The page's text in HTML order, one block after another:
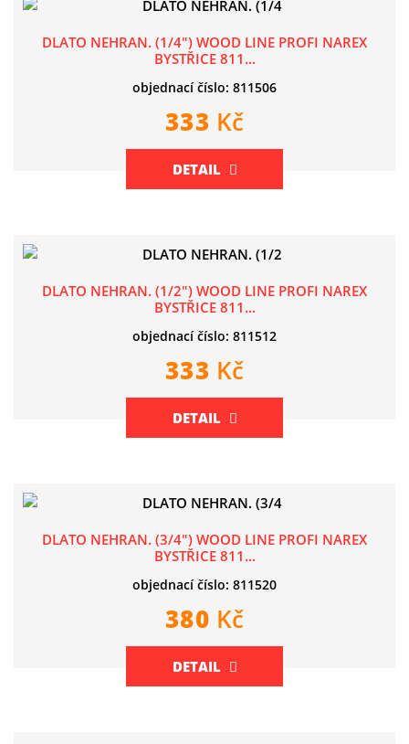
DLATO NEHRAN. (1/4") WOOD LINE PROFI NAREX
BYSTŘICE 811...
objednací číslo: 811506
333 Kč
DETAIL
DLATO NEHRAN. (1/2") WOOD LINE PROFI NAREX
BYSTŘICE 811...
objednací číslo: 811512
333 Kč
DETAIL
DLATO NEHRAN. (3/4") WOOD LINE PROFI NAREX
BYSTŘICE 811...
objednací číslo: 811520
380 Kč
DETAIL